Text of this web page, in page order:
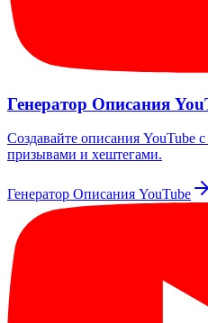
Генератор Описания
Создавайте описания YouTube
призывами и хештегами.
Генератор Описания YouTube